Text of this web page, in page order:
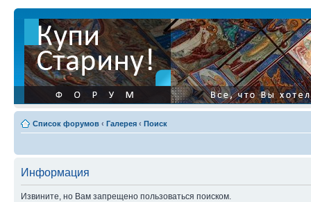
Список форумов ‹ Галерея ‹ Поиск
Информация
Извините, но Вам запрещено пользоваться поиском.